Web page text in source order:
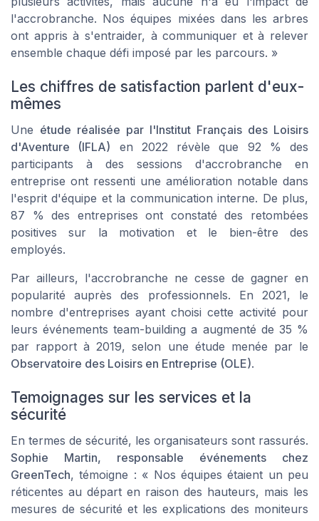
l'accrobranche. Nos équipes mixées dans les arbres
ont appris à s'entraider, à communiquer et à relever
ensemble chaque défi imposé par les parcours. »
Les chiffres de satisfaction parlent d'eux-
mêmes
Une étude réalisée par l'Institut Français des Loisirs
d'Aventure (IFLA) en 2022 révèle que 92 % des
participants à des sessions d'accrobranche en
entreprise ont ressenti une amélioration notable dans
l'esprit d'équipe et la communication interne. De plus,
87 % des entreprises ont constaté des retombées
positives sur la motivation et le bien-être des
employés.
Par ailleurs, l'accrobranche ne cesse de gagner en
popularité auprès des professionnels. En 2021, le
nombre d'entreprises ayant choisi cette activité pour
leurs événements team-building a augmenté de 35 %
par rapport à 2019, selon une étude menée par le
Observatoire des Loisirs en Entreprise (OLE).
Temoignages sur les services et la
sécurité
En termes de sécurité, les organisateurs sont rassurés.
Sophie Martin, responsable événements chez
GreenTech, témoigne : « Nos équipes étaient un peu
réticentes au départ en raison des hauteurs, mais les
mesures de sécurité et les explications des moniteurs